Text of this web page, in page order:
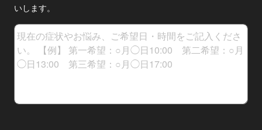
いします。
ご希望の日時・お悩み・症状等